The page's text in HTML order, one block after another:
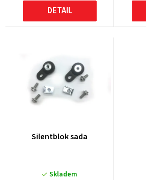
DETAIL
Silentblok sada
Skladem